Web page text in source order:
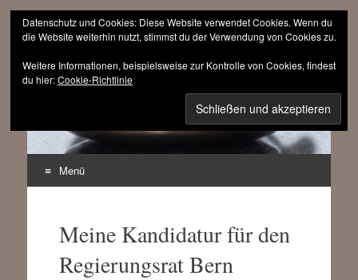
sinnfrei.ch
Menü
springenMeine Kandidatur für den
Regierungsrat Bern
Datenschutz und Cookies: Diese Website verwendet Cookies. Wenn du
die Website weiterhin nutzt, stimmst du der Verwendung von Cookies zu.
Weitere Informationen, beispielsweise zur Kontrolle von Cookies, findest
du hier:Cookie-Richtlinie